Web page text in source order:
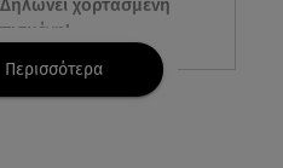
χορτασμένη
Περισσότερα